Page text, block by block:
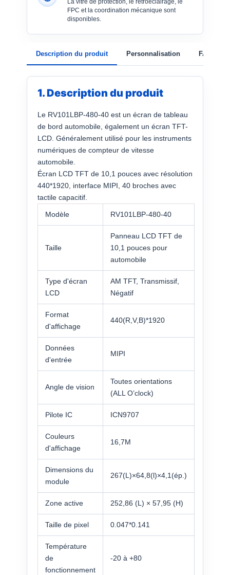
La vitre de protection, le rétroéclairage, le
FPC et la coordination mécanique sont
disponibles.
Description du produit Personnalisation FAQ
1. Description du produit
Le RV101LBP-480-40 est un écran de tableau
de bord automobile, également un écran TFT-
LCD. Généralement utilisé pour les instruments
numériques de compteur de vitesse
automobile.
Écran LCD TFT de 10,1 pouces avec résolution
440*1920, interface MIPI, 40 broches avec
tactile capacitif.
Modèle RV101LBP-480-40
Taille
Panneau LCD TFT de
10,1 pouces pour
automobile
Type d'écran
LCD
AM TFT, Transmissif,
Négatif
Format
d'affichage
440(R,V,B)*1920
Données
d'entrée
MIPI
Angle de vision
Toutes orientations
(ALL O’clock)
Pilote IC ICN9707
Couleurs
d'affichage
16,7M
Dimensions du
module
267(L)×64,8(l)×4,1(ép.)
Zone active 252,86 (L) × 57,95 (H)
Taille de pixel 0.047*0.141
Température
de
fonctionnement
-20 à +80